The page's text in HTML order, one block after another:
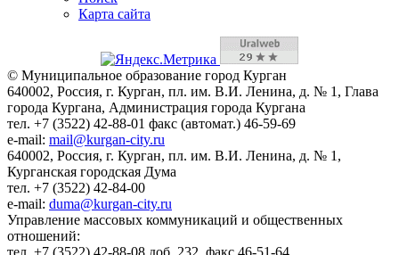
Карта сайта
© Муниципальное образование город Курган
640002, Россия, г. Курган, пл. им. В.И. Ленина, д. № 1, Глава
города Кургана, Администрация города Кургана
тел. +7 (3522) 42-88-01 факс (автомат.) 46-59-69
e-mail: mail@kurgan-city.ru
640002, Россия, г. Курган, пл. им. В.И. Ленина, д. № 1,
Курганская городская Дума
тел. +7 (3522) 42-84-00
e-mail: duma@kurgan-city.ru
Управление массовых коммуникаций и общественных
отношений:
тел. +7 (3522) 42-88-08 доб. 232, факс 46-51-64